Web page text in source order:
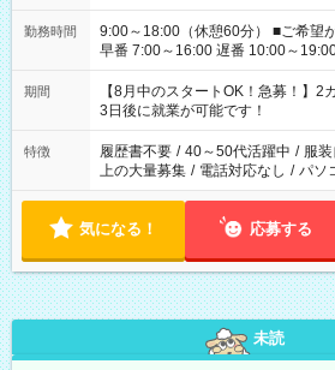
勤務時間
9:00～18:00（休憩60分） ■ご希望があれば下記シフトもOK！
早番 7:00～16:00 遅番 10:00～19:00 夜
と休みを合わせたい」 「余裕を持
「できれば残業はしたくない」 な
ね。 ※Wワーク希望の方へ 今ご覧のお仕事で希望する勤務時間
と、もう1つのお仕事の勤務時間。
合は応募できません。
期間
【8月中のスタートOK！急募！】
3日後に就業が可能です！
特徴 履歴書不要 / 40～50代活躍中 / 服
上の大量募集 / 電話対応なし / パソ
気になる！ 応募する
未読